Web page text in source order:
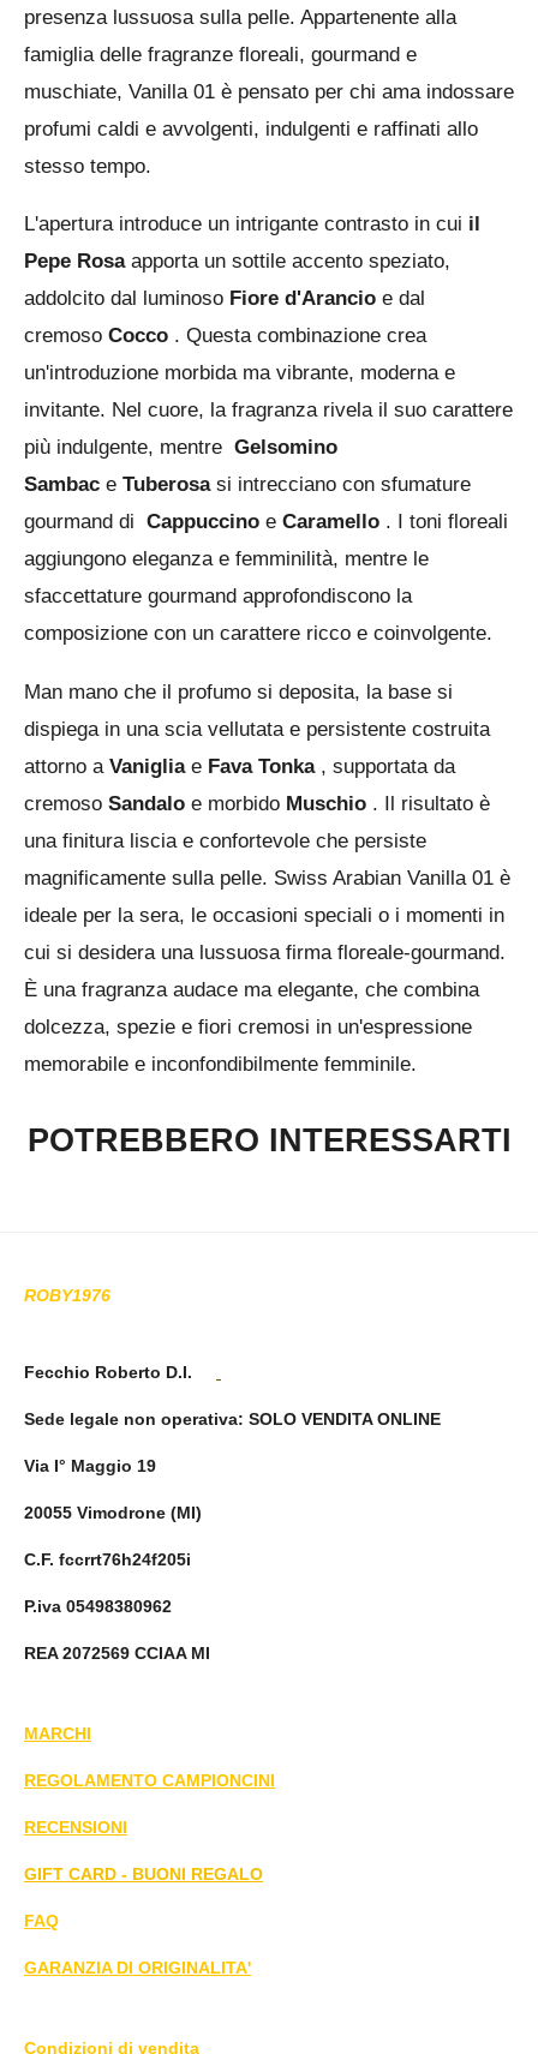
n
e
:
0
s
presenza lussuosa sulla pelle. Appartenente alla
famiglia delle fragranze floreali, gourmand e
muschiate, Vanilla 01 è pensato per chi ama indossare
profumi caldi e avvolgenti, indulgenti e raffinati allo
stesso tempo.
L'apertura introduce un intrigante contrasto in cui il
Pepe Rosa apporta un sottile accento speziato,
addolcito dal luminoso Fiore d'Arancio e dal
cremoso Cocco . Questa combinazione crea
un'introduzione morbida ma vibrante, moderna e
invitante. Nel cuore, la fragranza rivela il suo carattere
più indulgente, mentre Gelsomino
Sambac e Tuberosa si intrecciano con sfumature
gourmand di Cappuccino e Caramello . I toni floreali
aggiungono eleganza e femminilità, mentre le
sfaccettature gourmand approfondiscono la
composizione con un carattere ricco e coinvolgente.
Man mano che il profumo si deposita, la base si
dispiega in una scia vellutata e persistente costruita
attorno a Vaniglia e Fava Tonka , supportata da
cremoso Sandalo e morbido Muschio . Il risultato è
una finitura liscia e confortevole che persiste
magnificamente sulla pelle. Swiss Arabian Vanilla 01 è
ideale per la sera, le occasioni speciali o i momenti in
cui si desidera una lussuosa firma floreale-gourmand.
È una fragranza audace ma elegante, che combina
dolcezza, spezie e fiori cremosi in un'espressione
memorabile e inconfondibilmente femminile.
POTREBBERO INTERESSARTI
ROBY1976
Fecchio Roberto D.I.
Sede legale non operativa: SOLO VENDITA ONLINE
Via I° Maggio 19
20055 Vimodrone (MI)
C.F. fccrrt76h24f205i
P.iva 05498380962
REA 2072569 CCIAA MI
MARCHI
REGOLAMENTO CAMPIONCINI
RECENSIONI
GIFT CARD - BUONI REGALO
FAQ
GARANZIA DI ORIGINALITA'
Condizioni di vendita